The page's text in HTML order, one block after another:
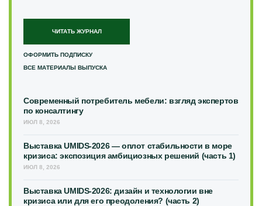
ЧИТАТЬ ЖУРНАЛ
ОФОРМИТЬ ПОДПИСКУ
ВСЕ МАТЕРИАЛЫ ВЫПУСКА
Современный потребитель мебели: взгляд экспертов
по консалтингу
ИЮЛ 8, 2026
Выставка UMIDS-2026 — оплот стабильности в море
кризиса: экспозиция амбициозных решений (часть 1)
ИЮЛ 8, 2026
Выставка UMIDS-2026: дизайн и технологии вне
кризиса или для его преодоления? (часть 2)